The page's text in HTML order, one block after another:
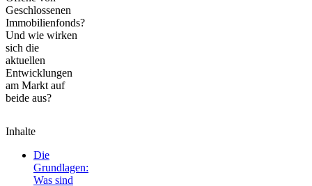
Geschlossenen
Immobilienfonds?
Und wie wirken
sich die
aktuellen
Entwicklungen
am Markt auf
beide aus?
Inhalte
Die
Grundlagen:
Was sind